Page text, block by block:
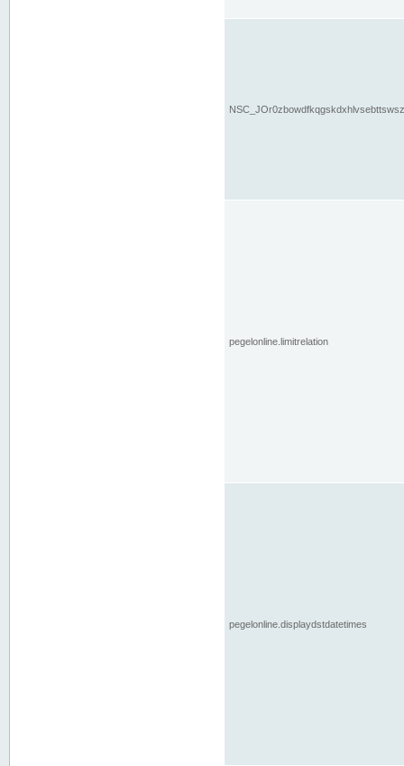
pegelonline.limitrelation
pegelonline.displaydstdatetimes